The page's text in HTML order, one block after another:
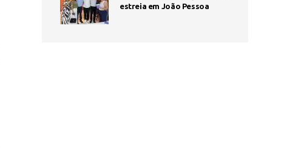
estreia em João Pessoa